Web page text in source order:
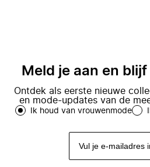
Meld je aan en
Ontdek als eerste nieuwe
en mode-updates van de
Ik houd van vrouwenmode